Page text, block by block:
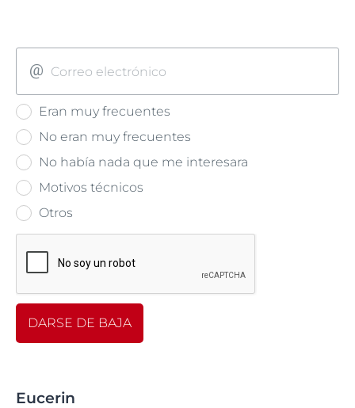
Correo electrónico
Eran muy frecuentes
No eran muy frecuentes
No había nada que me interesara
Motivos técnicos
Otros
DARSE DE BAJA
Eucerin